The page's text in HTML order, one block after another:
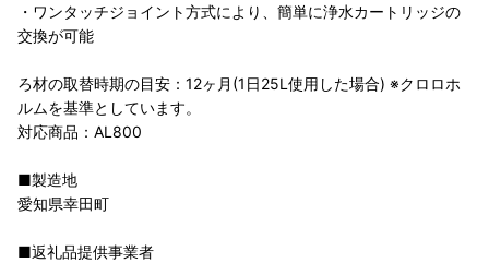
・ワンタッチジョイント方式により、簡単に浄水カートリッジの
交換が可能
ろ材の取替時期の目安：12ヶ月(1日25L使用した場合) ※クロロホ
ルムを基準としています。
対応商品：AL800
■製造地
愛知県幸田町
■返礼品提供事業者